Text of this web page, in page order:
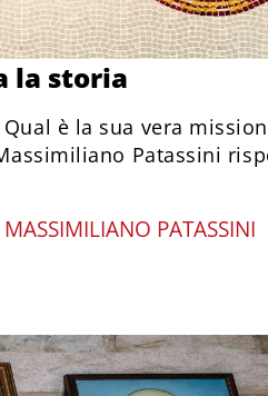
la storia
è la sua vera
Patassini
MASSIMILIANO PATASSINI